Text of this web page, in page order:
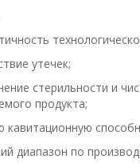
утечек;
стерильности и
продукта;
по